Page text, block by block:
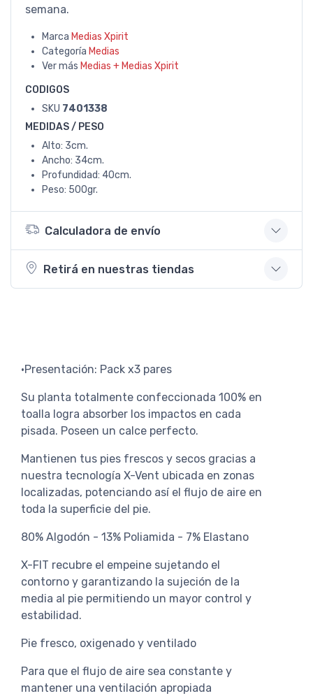
semana.
Marca Medias Xpirit
Categoría Medias
Ver más Medias + Medias Xpirit
CODIGOS
SKU 7401338
MEDIDAS / PESO
Alto: 3cm.
Ancho: 34cm.
Profundidad: 40cm.
Peso: 500gr.
Calculadora de envío
Retirá en nuestras tiendas
•Presentación: Pack x3 pares
Su planta totalmente confeccionada 100% en
toalla logra absorber los impactos en cada
pisada. Poseen un calce perfecto.
Mantienen tus pies frescos y secos gracias a
nuestra tecnología X-Vent ubicada en zonas
localizadas, potenciando así el flujo de aire en
toda la superficie del pie.
80% Algodón - 13% Poliamida - 7% Elastano
X-FIT recubre el empeine sujetando el
contorno y garantizando la sujeción de la
media al pie permitiendo un mayor control y
estabilidad.
Pie fresco, oxigenado y ventilado
Para que el flujo de aire sea constante y
mantener una ventilación apropiada